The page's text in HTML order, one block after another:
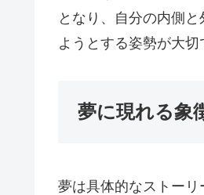
となり、自分の内側
ようとする姿勢が大切
夢に現れる象
夢は具体的なストー